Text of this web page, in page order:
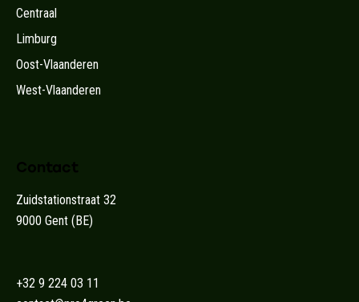
Centraal
Limburg
Oost-Vlaanderen
West-Vlaanderen
Contact
Zuidstationstraat 32
9000 Gent (BE)
+32 9 224 03 11